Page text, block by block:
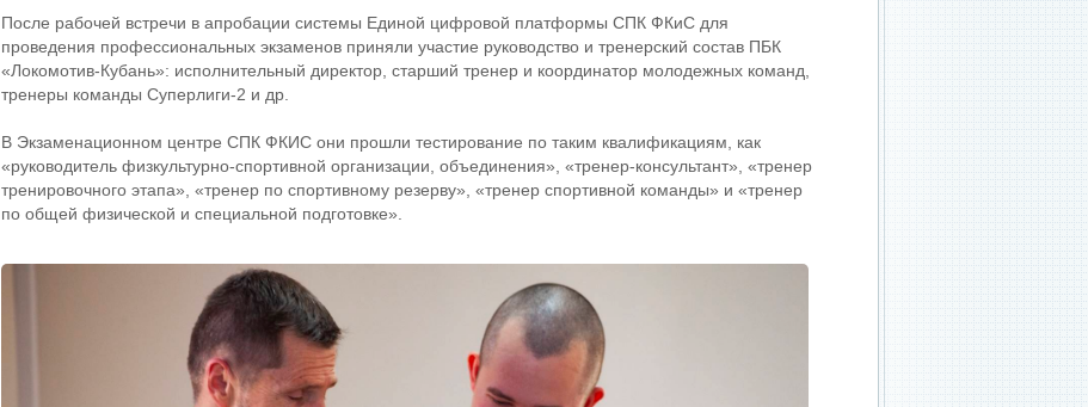
После рабочей встречи в апробации системы Единой цифровой платформы СПК ФКиС для
проведения профессиональных экзаменов приняли участие руководство и тренерский состав ПБК
«Локомотив-Кубань»: исполнительный директор, старший тренер и координатор молодежных команд,
тренеры команды Суперлиги-2 и др.
В Экзаменационном центре СПК ФКИС они прошли тестирование по таким квалификациям, как
«руководитель физкультурно-спортивной организации, объединения», «тренер-консультант», «тренер
тренировочного этапа», «тренер по спортивному резерву», «тренер спортивной команды» и «тренер
по общей физической и специальной подготовке».